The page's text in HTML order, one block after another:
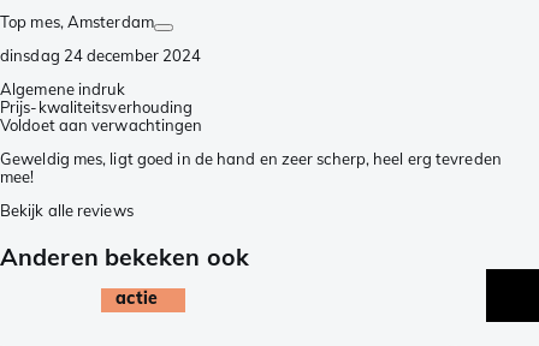
Top mes, Amsterdam
dinsdag 24 december 2024
Algemene indruk
Prijs-kwaliteitsverhouding
Voldoet aan verwachtingen
Geweldig mes, ligt goed in de hand en zeer scherp, heel erg tevreden
mee!
Bekijk alle reviews
Anderen bekeken ook
actie